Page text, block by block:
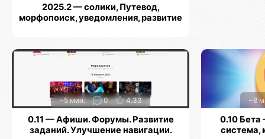
2025.2 — солики, Путевод,
морфопоиск, уведомления, развитие
~5 мин. 0 4.33
0.11 — Афиши. Форумы. Развитие
заданий. Улучшение навигации.
~8
0.10 Бета
система,